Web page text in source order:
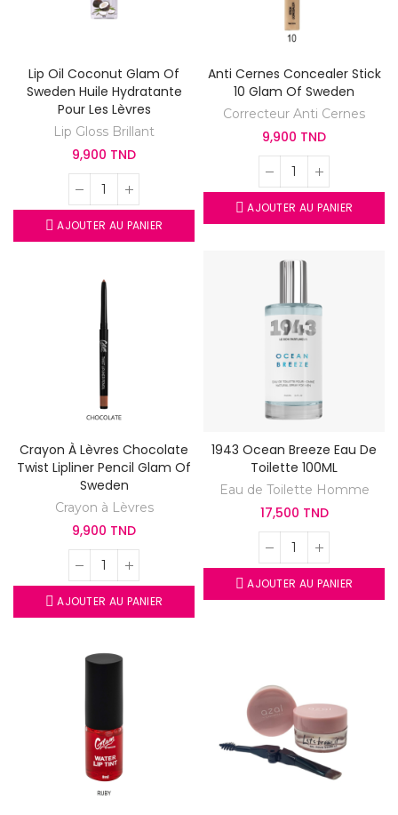
Lip Oil Coconut Glam Of
Sweden Huile Hydratante
Pour Les Lèvres
Lip Gloss Brillant
9,900 TND
AJOUTER AU PANIER
Anti Cernes Concealer Stick
10 Glam Of Sweden
Correcteur Anti Cernes
9,900 TND
AJOUTER AU PANIER
Crayon À Lèvres Chocolate
Twist Lipliner Pencil Glam Of
Sweden
Crayon à Lèvres
9,900 TND
AJOUTER AU PANIER
1943 Ocean Breeze Eau De
Toilette 100ML
Eau de Toilette Homme
17,500 TND
AJOUTER AU PANIER